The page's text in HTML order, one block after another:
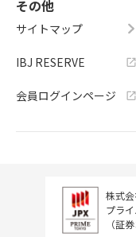
その他
サイトマップ
IBJ RESERVE
会員ログインページ
株式
プラ
（証